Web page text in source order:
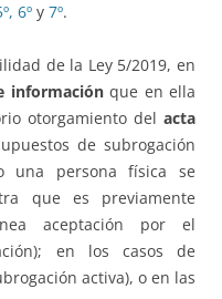
6º y 7º.
de la Ley 5/2019, en
informaciónque en ella
otorgamiento del acta
de subrogación
una persona física se
que es previamente
aceptación por el
en los casos de
activa), o en las